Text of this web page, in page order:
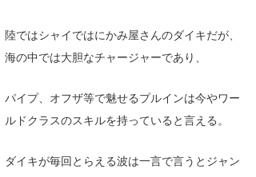
陸ではシャイではにかみ屋さんのダイキだが、
海の中では大胆なチャージャーであり、
パイプ、オフザ等で魅せるプルインは今やワー
ルドクラスのスキルを持っていると言える。
ダイキが毎回とらえる波は一言で言うとジャン